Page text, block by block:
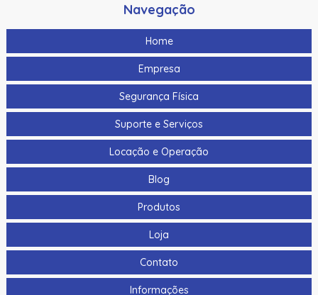
Navegação
Home
Empresa
Segurança Física
Suporte e Serviços
Locação e Operação
Blog
Produtos
Loja
Contato
Informações